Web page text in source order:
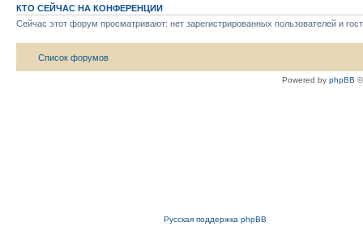
КТО СЕЙЧАС НА КОНФЕРЕНЦИИ
Сейчас этот форум просматривают: нет зарегистрированных пользователей и
Список форумов
Powered by phpBB
Русская поддержка phpBB